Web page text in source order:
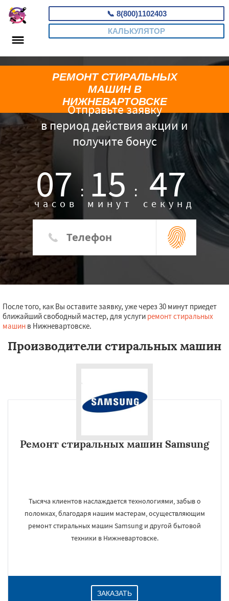
📞 8(800)1102403
КАЛЬКУЛЯТОР
Отправьте заявку
в период действия акции и
получите бонус
07 :
часов 15 :
минут 45
секунд
РЕМОНТ СТИРАЛЬНЫХ
МАШИН В
НИЖНЕВАРТОВСКЕ
После того, как Вы оставите заявку, уже через 30 минут приедет
ближайший свободный мастер, для услуги ремонт стиральных
машин в Нижневартовске.
Производители стиральных машин
Ремонт стиральных машин Samsung
Тысяча клиентов наслаждается технологиями, забыв о
поломках, благодаря нашим мастерам, осуществляющим
ремонт стиральных машин Samsung и другой бытовой
техники в Нижневартовске.
ЗАКАЗАТЬ